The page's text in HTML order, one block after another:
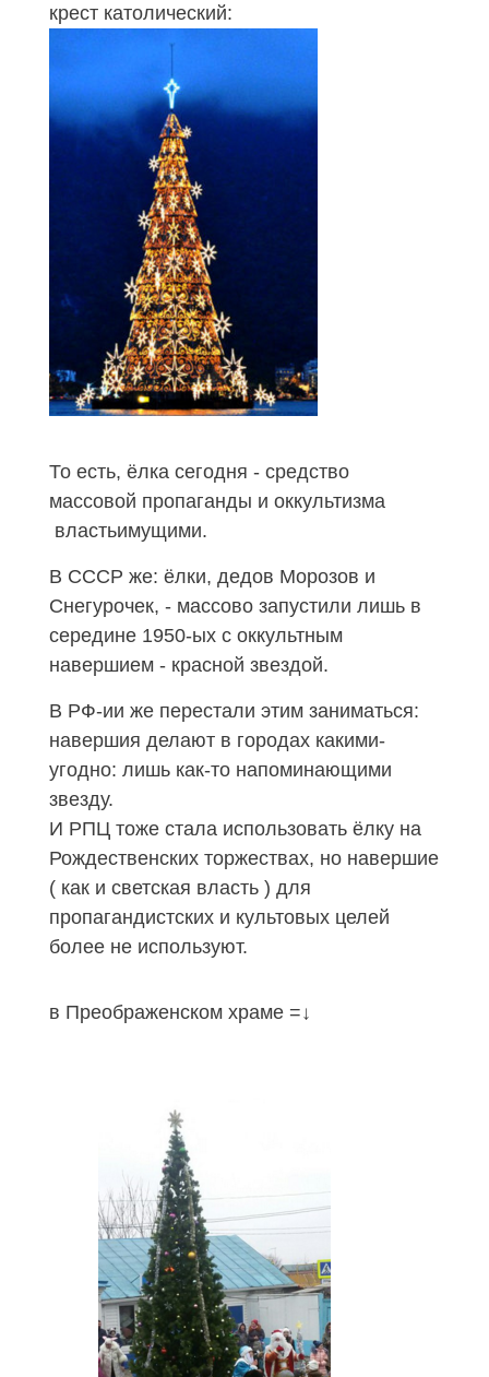
крест католический:
То есть, ёлка сегодня - средство
массовой пропаганды и оккультизма
властьимущими.
В СССР же: ёлки, дедов Морозов и
Снегурочек, - массово запустили лишь в
середине 1950-ых с оккультным
навершием - красной звездой.
В РФ-ии же перестали этим заниматься:
навершия делают в городах какими-
угодно: лишь как-то напоминающими
звезду.
И РПЦ тоже стала использовать ёлку на
Рождественских торжествах, но навершие
( как и светская власть ) для
пропагандистских и культовых целей
более не используют.
в Преображенском храме =↓